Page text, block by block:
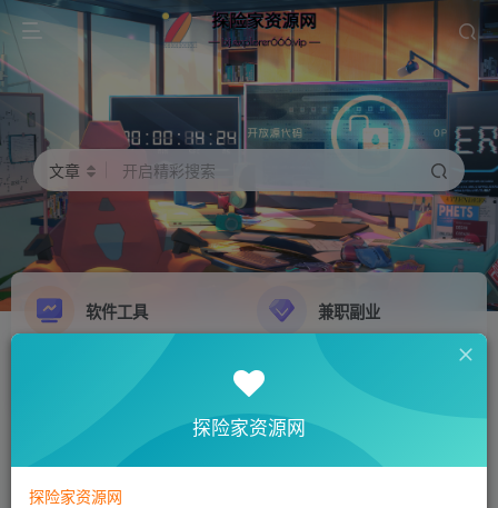
文章 开启精彩搜索
软件工具 兼职副业
精品源码
探险家资源网
探险家资源网